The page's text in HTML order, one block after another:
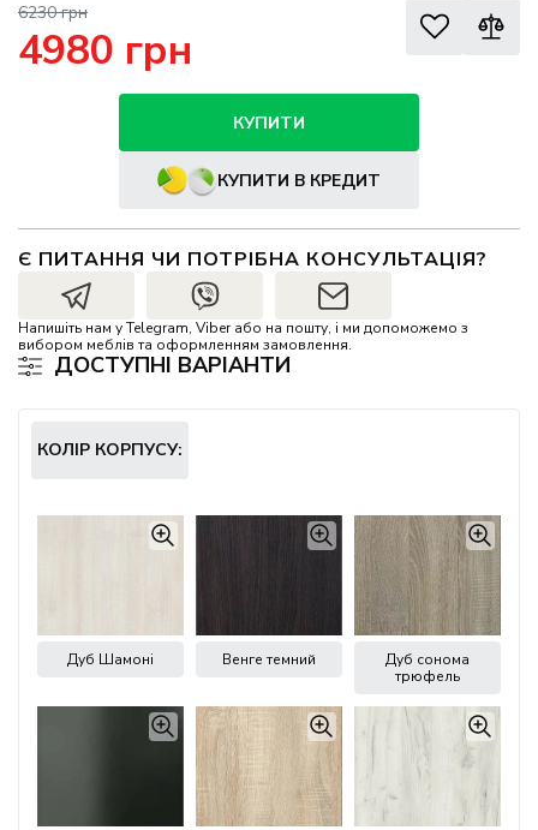
6230 грн
4980 грн
КУПИТИ
КУПИТИ В КРЕДИТ
Є ПИТАННЯ ЧИ ПОТРІБНА КОНСУЛЬТАЦІЯ?
Напишіть нам у Telegram, Viber або на пошту, і ми допоможемо з
вибором меблів та оформленням замовлення.
ДОСТУПНІ ВАРІАНТИ
КОЛІР КОРПУСУ:
Дуб Шамоні Венге темний
Дуб сонома
трюфель